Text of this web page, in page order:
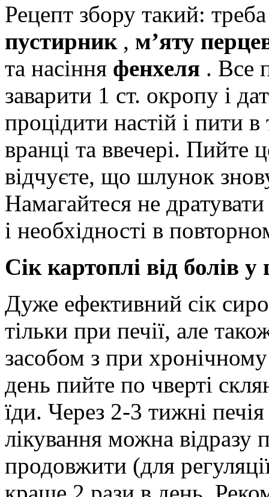
Рецепт збору такий:
пустирник , м’яту
та насіння фенхеля . Все
заварити 1 ст. окропу і
процідити настій і пити
вранці та ввечері. Пийте
відчуєте, що шлунок
Намагайтеся не
і необхідності в
Сік картоплі від болів
Дуже ефективний сік
тільки при печії, але
засобом з при хронічному
день пийте по чверті
їди. Через 2-3 тижні
лікування можна
продовжити (для